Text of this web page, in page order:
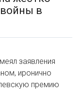
в
заявления
иронично
премию